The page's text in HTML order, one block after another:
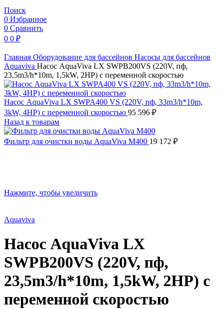
Поиск
0 Избранное
0 Сравнить
0 0 ₽
Главная Оборудование для бассейнов Насосы для бассейнов
Aquaviva Насос AquaViva LX SWPB200VS (220V, пф,
23,5m3/h*10m, 1,5kW, 2HP) с переменной скоростью
Насос AquaViva LX SWPA400 VS (220V, пф, 33m3/h*10m,
3kW, 4HP) с переменной скоростью 95 596 ₽
Назад к товарам
Фильтр для очистки воды AquaViva M400 19 172 ₽
Нажмите, чтобы увеличить
Aquaviva
Насос AquaViva LX
SWPB200VS (220V, пф,
23,5m3/h*10m, 1,5kW, 2HP) с
переменной скоростью